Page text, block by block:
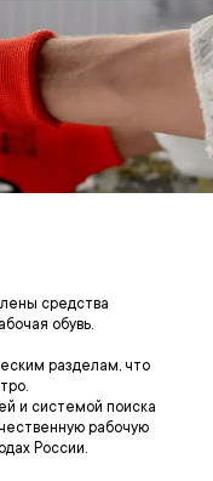
средства
обувь.
разделам, что
и системой поиска
рабочую
России.